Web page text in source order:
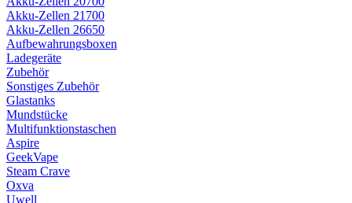
Akku-Zellen 21700
Akku-Zellen 26650
Aufbewahrungsboxen
Ladegeräte
Zubehör
Sonstiges Zubehör
Glastanks
Mundstücke
Multifunktionstaschen
Aspire
GeekVape
Steam Crave
Oxva
Uwell